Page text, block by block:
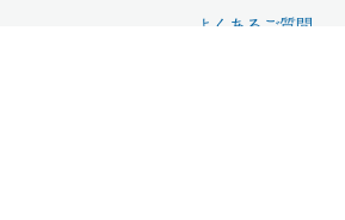
よくあるご質問